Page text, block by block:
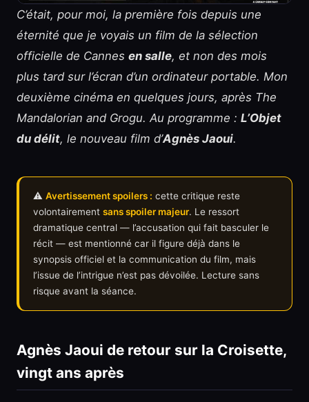
C’était, pour moi, la première fois depuis une
éternité que je voyais un film de la sélection
officielle de Cannes en salle, et non des mois
plus tard sur l’écran d’un ordinateur portable. Mon
deuxième cinéma en quelques jours, après The
Mandalorian and Grogu. Au programme : L’Objet
du délit, le nouveau film d’Agnès Jaoui.
⚠️ Avertissement spoilers : cette critique reste
volontairement sans spoiler majeur. Le ressort
dramatique central — l’accusation qui fait basculer le
récit — est mentionné car il figure déjà dans le
synopsis officiel et la communication du film, mais
l’issue de l’intrigue n’est pas dévoilée. Lecture sans
risque avant la séance.
Agnès Jaoui de retour sur la Croisette,
vingt ans après